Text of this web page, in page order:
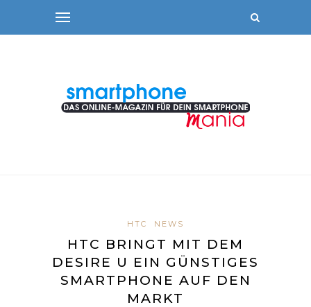
HTC NEWS
HTC BRINGT MIT DEM
DESIRE U EIN GÜNSTIGES
SMARTPHONE AUF DEN
MARKT